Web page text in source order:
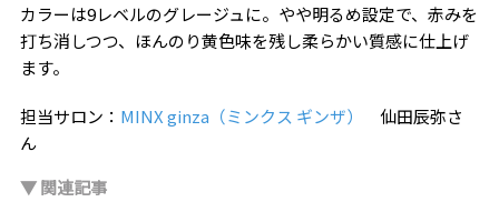
カラーは9レベルのグレージュに。やや明るめ設定で、赤みを
打ち消しつつ、ほんのり黄色味を残し柔らかい質感に仕上げ
ます。
担当サロン： MINX ginza（ミンクス ギンザ）
仙田辰弥さ
ん
▼ 関連記事